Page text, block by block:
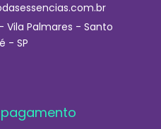
Vila Palmares - Santo
- SP